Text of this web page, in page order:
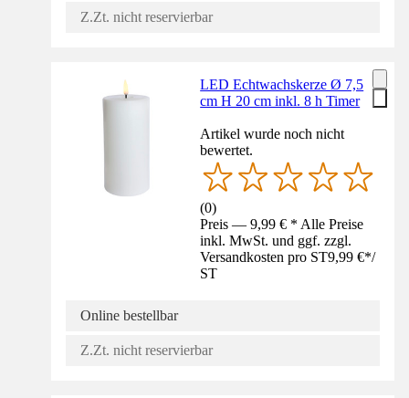
Z.Zt. nicht reservierbar
LED Echtwachskerze Ø 7,5
cm H 20 cm inkl. 8 h Timer
Artikel wurde noch nicht
bewertet.
(0)
Preis — 9,99 € * Alle Preise
inkl. MwSt. und ggf. zzgl.
Versandkosten pro ST9,99 €*/
ST
Online bestellbar
Z.Zt. nicht reservierbar